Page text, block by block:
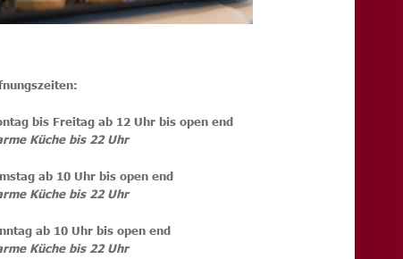
bis Freitag ab 12 Uhr bis open end
Küche bis 22 Uhr
ab 10 Uhr bis open end
Küche bis 22 Uhr
ab 10 Uhr bis open end
Küche bis 22 Uhr